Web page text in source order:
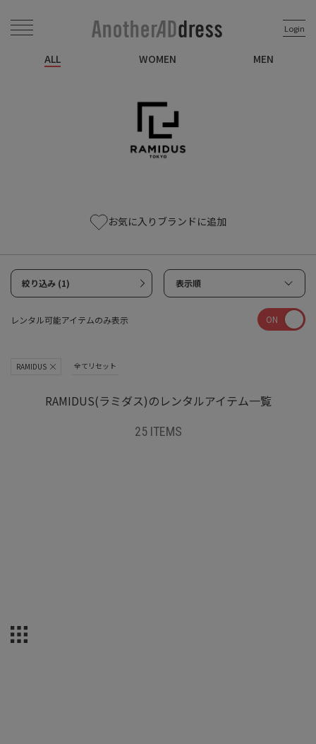
Login
ALL WOMEN MEN
お気に入りブランドに追加
絞り込み (1) 表示順
レンタル可能アイテムのみ表示 ON
RAMIDUS 全てリセット
RAMIDUS(ラミダス)のレンタルアイテム一覧
25 ITEMS